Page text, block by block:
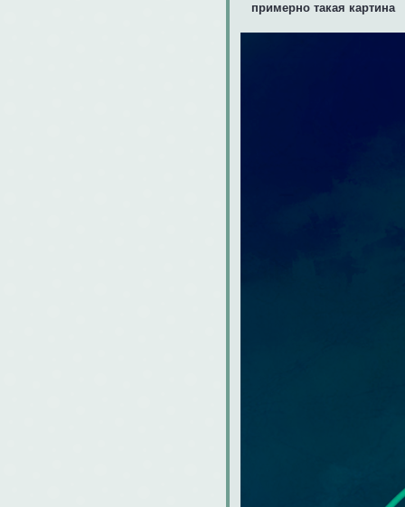
примерно такая картина